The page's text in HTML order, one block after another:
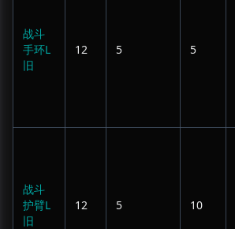
战斗
手环L
旧
12 5 5
战斗
护臂L
旧
12 5 10